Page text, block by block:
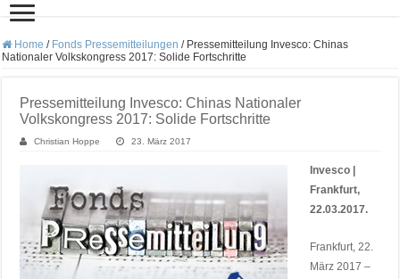
Home / Fonds Pressemitteilungen / Pressemitteilung Invesco: Chinas
Nationaler Volkskongress 2017: Solide Fortschritte
Pressemitteilung Invesco: Chinas Nationaler
Volkskongress 2017: Solide Fortschritte
Christian Hoppe 23. März 2017
Invesco |
Frankfurt,
22.03.2017.
Frankfurt, 22.
März 2017 –